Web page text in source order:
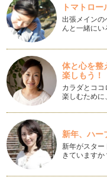
Let's 家族写真！
アメリカのママ友のお
さんの家族写真が飾られ
アメリカ流ハロウィーン
カレンダーが１０月に
こちらにカボチャが現
子連れ旅行者も必見?!ア
私が一歳の子どもを連
ことは、離乳食と、こ
アメリカの予防接種事情
今年9月から、日本でも
ンから不活化ワクチン
トマトロ
出張メインの
んと一緒に
体と心を整
楽しもう！
カラダとコ
楽しむために
新年、ハー
新年がスタ
きています